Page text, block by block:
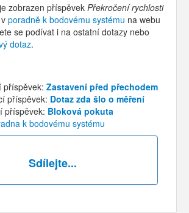
zobrazen příspěvek Překročení rychlosti
v poradně k bodovému systému na webu
se podívat i na ostatní dotazy nebo
dotaz.
příspěvek: Zastavení před přechodem
příspěvek: Dotaz zda šlo o měření
příspěvek: Bloková pokuta
k bodovému systému
Sdílejte...